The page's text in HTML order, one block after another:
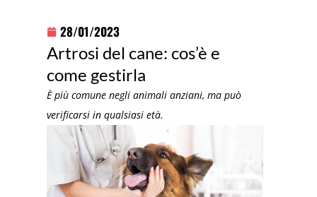
28/01/2023
Artrosi del cane: cos’è e
come gestirla
È più comune negli animali anziani, ma può
verificarsi in qualsiasi età.